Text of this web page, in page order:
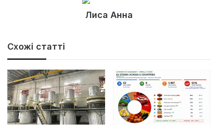
Лиса Анна
Схожі статті